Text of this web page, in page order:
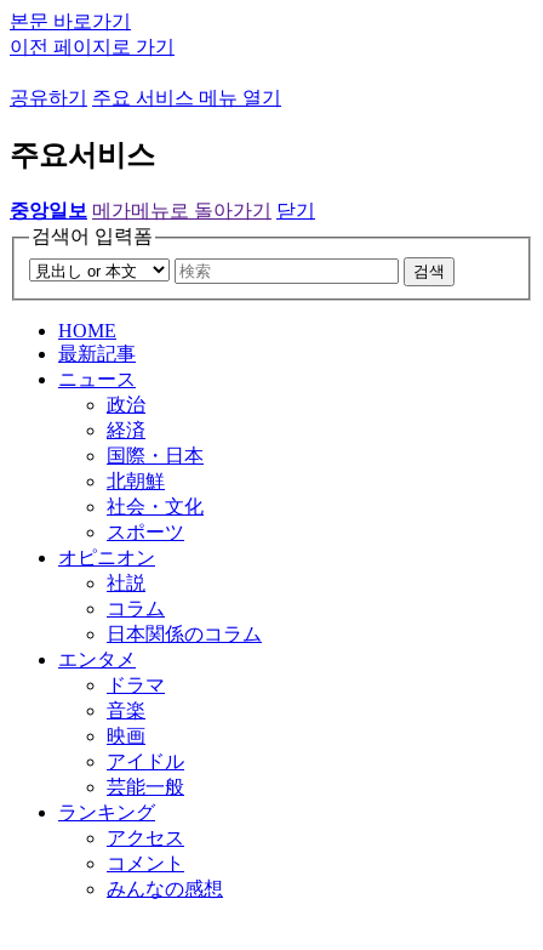
본문 바로가기
이전 페이지로 가기
공유하기 주요 서비스 메뉴 열기
주요서비스
중앙일보 메가메뉴로 돌아가기
닫기
검색어 입력폼
검색
HOME
最新記事
ニュース
政治
経済
国際・日本
北朝鮮
社会・文化
スポーツ
オピニオン
社説
コラム
日本関係のコラム
エンタメ
ドラマ
音楽
映画
アイドル
芸能一般
ランキング
アクセス
コメント
みんなの感想